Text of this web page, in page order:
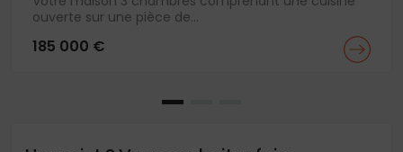
ouverte sur une pièce de...
185 000 €